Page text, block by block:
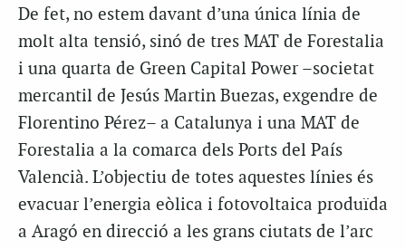
De fet, no estem davant d’una única línia de
molt alta tensió, sinó de tres MAT de Forestalia
i una quarta de Green Capital Power –societat
mercantil de Jesús Martin Buezas, exgendre de
Florentino Pérez– a Catalunya i una MAT de
Forestalia a la comarca dels Ports del País
Valencià. L’objectiu de totes aquestes línies és
evacuar l’energia eòlica i fotovoltaica produïda
a Aragó en direcció a les grans ciutats de l’arc